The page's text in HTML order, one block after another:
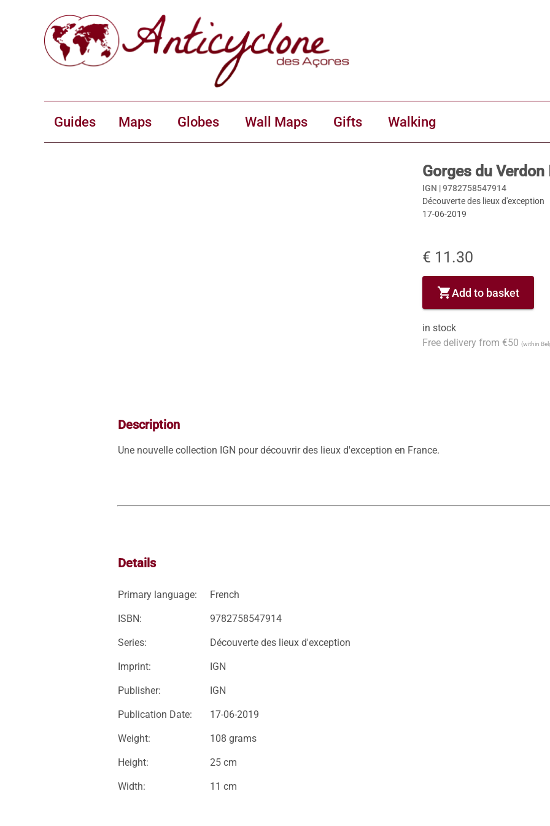
Guides Maps Globes Wall Maps Gifts Walking
Gorges du Verdon
IGN |9782758547914
Découverte des lieux d'exception
17-06-2019
€ 11.30
shopping_cartAdd to basket
in stock
Free delivery from €50 (within
Description
Une nouvelle collection IGN pour découvrir des lieux d'exception en France.
Details
Primary language: French
ISBN: 9782758547914
Series: Découverte des lieux d'exception
Imprint: IGN
Publisher: IGN
Publication Date: 17-06-2019
Weight: 108 grams
Height: 25 cm
Width: 11 cm